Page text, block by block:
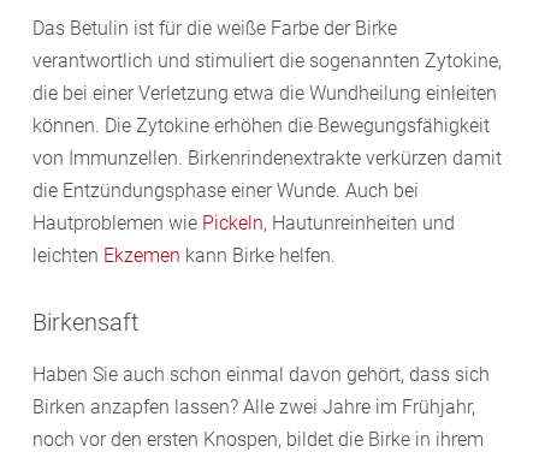
Das Betulin ist für die weiße Farbe der Birke
verantwortlich und stimuliert die sogenannten Zytokine,
die bei einer Verletzung etwa die Wundheilung einleiten
können. Die Zytokine erhöhen die Bewegungsfähigkeit
von Immunzellen. Birkenrindenextrakte verkürzen damit
die Entzündungsphase einer Wunde. Auch bei
Hautproblemen wie Pickeln, Hautunreinheiten und
leichten Ekzemen kann Birke helfen.
Birkensaft
Haben Sie auch schon einmal davon gehört, dass sich
Birken anzapfen lassen? Alle zwei Jahre im Frühjahr,
noch vor den ersten Knospen, bildet die Birke in ihrem